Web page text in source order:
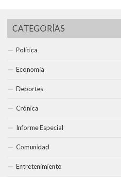
CATEGORÍAS
Política
Economía
Deportes
Crónica
Informe Especial
Comunidad
Entretenimiento